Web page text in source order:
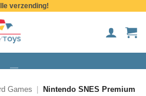
verzending!
Games
Nintendo SNES Premium